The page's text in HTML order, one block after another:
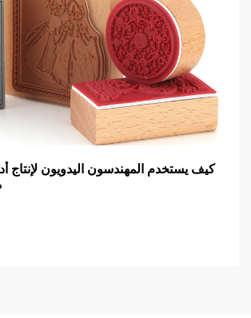
كيف يستخدم المهندسون اليدويون لإنتاج